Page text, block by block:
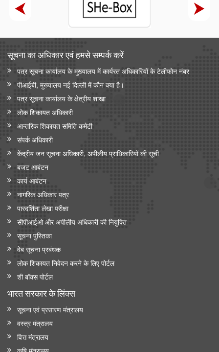
सूचना का अधिकार एवं हमसे सम्‍पर्क करें
पत्र सूचना कार्यालय के मुख्यालय में कार्यरत अधिकारियों के टेलीफोन नंबर
पीआईबी, मुख्यालय नई दिल्ली में कौन क्या है।
पत्र सूचना कार्यालय के क्षेत्रीय शाखा
लोक शिकायत अधिकारी
आन्‍तरिक शिकायत समिति कमेटी
संपर्क अधिकारी
केंद्रीय जन सूचना अधिकारी, अपीलीय प्राधिकारियों की सूची
बजट आबंटन
कार्य आबंटन
नागरिक अधिकार पत्र
पारदर्शिता लेखा परीक्षा
सीपीआईओ और अपी‍लीय अधिकारी की नियुक्ति
सूचना पुस्तिका
वेब सूचना प्रबंधक
लोक शिकायत निवेदन करने के लिए पोर्टल
शी बॉक्स पोर्टल
भारत सरकार के लिंक्‍स
सूचना एवं प्रसारण मंत्रालय
वस्त्र मंत्रालय
वित्त मंत्रालय